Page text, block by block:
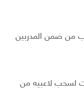
من ضمن المدربين
لسحب لاعبيه من